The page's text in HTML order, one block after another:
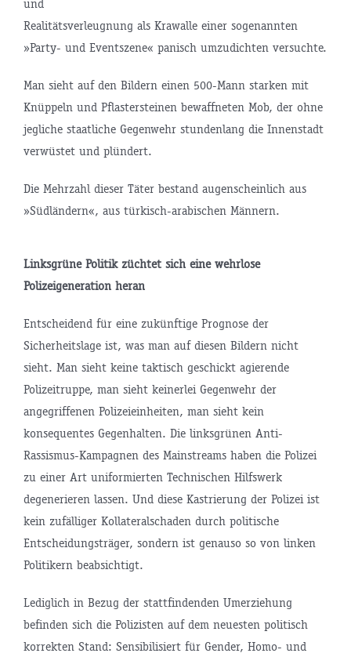
und
Realitätsverleugnung als Krawalle einer sogenannten
»Party- und Eventszene« panisch umzudichten versuchte.
Man sieht auf den Bildern einen 500-Mann starken mit
Knüppeln und Pflastersteinen bewaffneten Mob, der ohne
jegliche staatliche Gegenwehr stundenlang die Innenstadt
verwüstet und plündert.
Die Mehrzahl dieser Täter bestand augenscheinlich aus
»Südländern«, aus türkisch-arabischen Männern.
Linksgrüne Politik züchtet sich eine wehrlose
Polizeigeneration heran
Entscheidend für eine zukünftige Prognose der
Sicherheitslage ist, was man auf diesen Bildern nicht
sieht. Man sieht keine taktisch geschickt agierende
Polizeitruppe, man sieht keinerlei Gegenwehr der
angegriffenen Polizeieinheiten, man sieht kein
konsequentes Gegenhalten. Die linksgrünen Anti-
Rassismus-Kampagnen des Mainstreams haben die Polizei
zu einer Art uniformierten Technischen Hilfswerk
degenerieren lassen. Und diese Kastrierung der Polizei ist
kein zufälliger Kollateralschaden durch politische
Entscheidungsträger, sondern ist genauso so von linken
Politikern beabsichtigt.
Lediglich in Bezug der stattfindenden Umerziehung
befinden sich die Polizisten auf dem neuesten politisch
korrekten Stand: Sensibilisiert für Gender, Homo- und